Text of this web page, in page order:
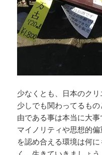
少なくとも、日本のク
少しでも関わってるも
由である事は本当に大事
マイノリティや思想的
を認め合える環境は何